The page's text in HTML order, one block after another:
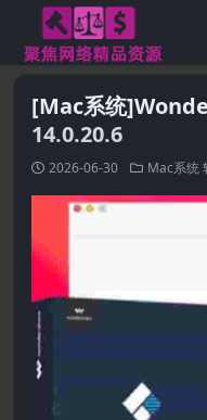
[Mac系统
14.0.20.6
2026-06-30 Mac系统